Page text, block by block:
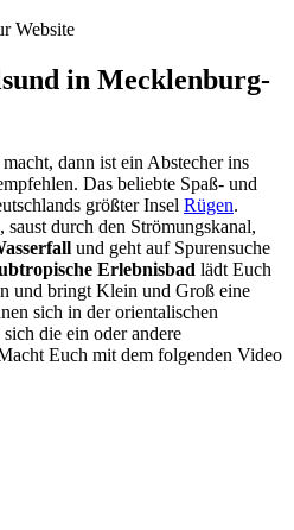
Website
in Mecklenburg-
dann ist ein Abstecher ins
Das beliebte Spaß- und
größter Insel Rügen.
durch den Strömungskanal,
und geht auf Spurensuche
Erlebnisbad lädt Euch
und bringt Klein und Groß eine
sich in der orientalischen
die ein oder andere
Euch mit dem folgenden Video